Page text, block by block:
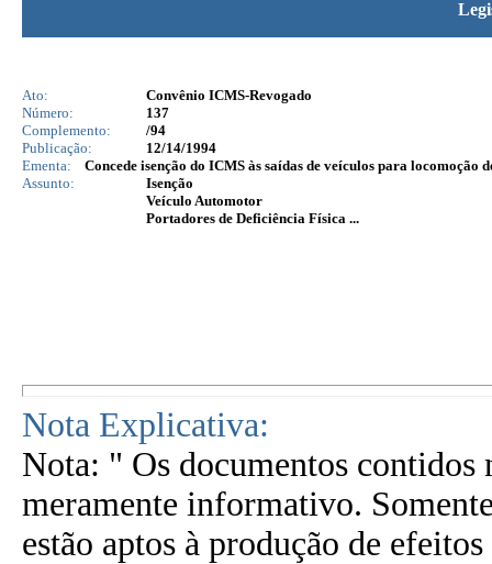
Ato:
Convênio ICMS-Revogado
Número:
137
Complemento:
/94
Publicação:
12/14/1994
Ementa:
Concede isenção do ICMS às saídas de veículos para locomoção
Assunto:
Isenção
Veículo Automotor
Portadores de Deficiência Física ...
Nota Explicativa:
Nota: " Os documentos contidos
meramente informativo.
estão aptos à produção de